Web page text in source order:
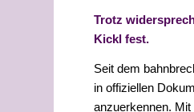
Trotz
Kickl fest.
Seit dem
in offiziellen
anzuerkennen.